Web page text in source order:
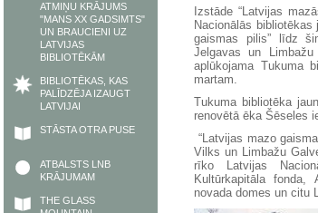
ATMIŅU KRĀJUMS
"MANS XX GADSIMTS"
UN BRAUCIENI UZ
LATVIJAS
BIBLIOTĒKĀM
BIBLIOTĒKAS, KAS
PALĪDZĒJA IZAUGT
LATVIJAI
STĀSTA OTRA PUSE
ATBALSTS LNB
KRĀJUMAM
THE GLASS
Izstāde “Latvijas
Nacionālās
gaismas pilis” līdz
Jelgavas un
aplūkojama Tukuma
martam.
Tukuma bibliotēka
renovētā ēka Šēseles
“Latvijas mazo
Vilks un Limbažu
rīko Latvijas
Kultūrkapitāla fonda,
novada domes un citu